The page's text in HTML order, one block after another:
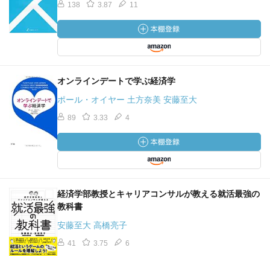
138 3.87 11
オンラインデートで学ぶ経済学
ポール・オイヤー 土方奈美 安藤至大
89 3.33 4
経済学部教授とキャリアコンサルが教える就活最強の
教科書
安藤至大 高橋亮子
41 3.75 6